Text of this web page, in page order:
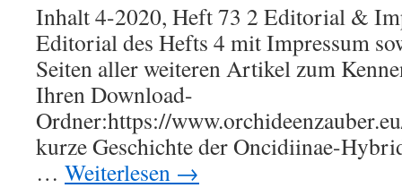
Inhalt 4-2020, Heft 73 2 Editorial &
Editorial des Hefts 4 mit Impressum
Seiten aller weiteren Artikel zum
Ihren Download-
Ordner:https://
kurze Geschichte der Oncidiinae-
… Weiterlesen →